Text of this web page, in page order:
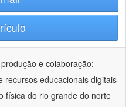
e colaboração:
recursos educacionais digitais
física do rio grande do norte